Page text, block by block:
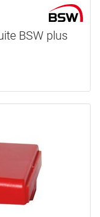
BSW plus